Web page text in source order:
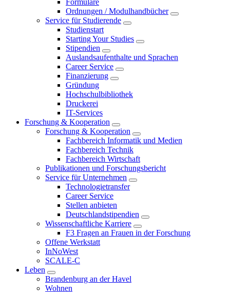
Formulare
Ordnungen / Modulhandbücher
Service für Studierende
Studienstart
Starting Your Studies
Stipendien
Auslandsaufenthalte und Sprachen
Career Service
Finanzierung
Gründung
Hochschulbibliothek
Druckerei
IT-Services
Forschung & Kooperation
Forschung & Kooperation
Fachbereich Informatik und Medien
Fachbereich Technik
Fachbereich Wirtschaft
Publikationen und Forschungsbericht
Service für Unternehmen
Technologietransfer
Career Service
Stellen anbieten
Deutschlandstipendien
Wissenschaftliche Karriere
F3 Fragen an Frauen in der Forschung
Offene Werkstatt
InNoWest
SCALE-C
Leben
Brandenburg an der Havel
Wohnen